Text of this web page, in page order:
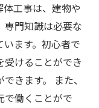
工事は、建物や
専門知識は必要な
ます。初心者で
けることができ
きます。 また、
で働くことがで